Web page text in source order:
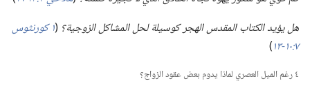
هل يؤيد الكتاب المقدس الهجر كوسيلة لحل المشاكل الزوجية؟‏ ‏(‏ ١ كورنثوس
٧:‏​١٠-‏١٣
‏)‏
٤ رغم الميل العصري لماذا يدوم بعض عقود الزواج؟‏